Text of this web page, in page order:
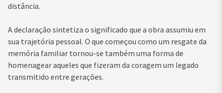
distância.
A declaração sintetiza o significado que a obra assumiu em
sua trajetória pessoal. O que começou como um resgate da
memória familiar tornou-se também uma forma de
homenagear aqueles que fizeram da coragem um legado
transmitido entre gerações.